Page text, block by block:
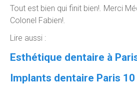
Tout est bien qui finit bien!. Merci
Colonel Fabien!.
Lire aussi :
Esthétique dentaire à
Implants dentaire Paris 10